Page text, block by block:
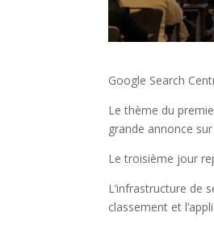
Google Search
Le thème du
grande annonce
Le troisième jour
L’infrastructure de
classement et